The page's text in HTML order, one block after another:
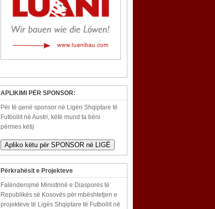
APLIKIMI PËR SPONSOR:
Për të qenë sponsor në Ligën Shqiptare të
Futbollit në Austri, këtë mund ta bëni
përmes këtij
Apliko këtu për SPONSOR në LIGË
Përkrahësit e Projekteve
Falënderojmë Ministrinë e Diasporës të
Republikës së Kosovës për mbështetjen e
projekteve të Ligës Shqiptare të Futbollit në